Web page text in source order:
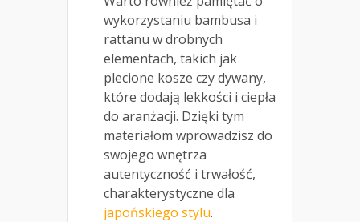
wykorzystaniu bambusa i
rattanu w drobnych
elementach, takich jak
plecione kosze czy dywany,
które dodają lekkości i ciepła
do aranżacji. Dzięki tym
materiałom wprowadzisz do
swojego wnętrza
autentyczność i trwałość,
charakterystyczne dla
japońskiego stylu.